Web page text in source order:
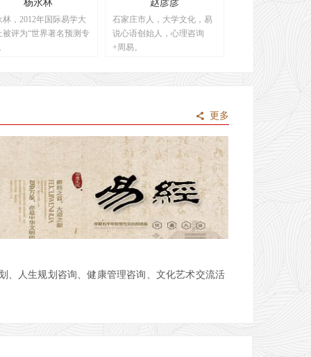
杨永林
林，2012年国际易学大
被评为“世界著名预测专
赵彦彦
石家庄市人，大学文化，易
说心语创始人，心理咨询
+周易。
끖 更多
、人生规划咨询、健康管理咨询、文化艺术交流活